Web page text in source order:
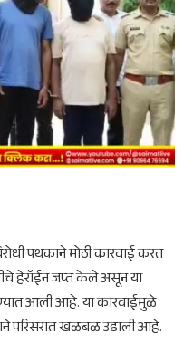
पथकाने मोठी कारवाई करत
हेरॉईन जप्त केले असून या
आली आहे. या कारवाईमुळे
परिसरात खळबळ उडाली आहे.